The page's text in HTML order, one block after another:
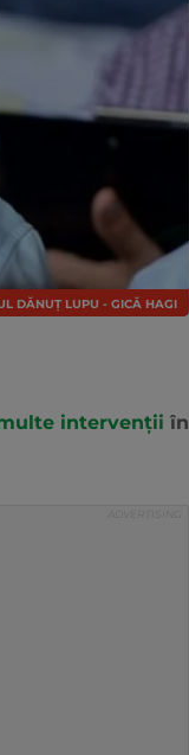
DĂNUȚ LUPU - GICĂ HAGI
intervenții în